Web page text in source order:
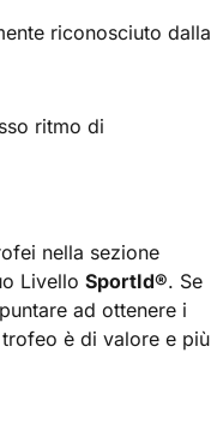
riconosciuto dalla
ritmo di
nella sezione
LivelloSportId®. Se
ad ottenere i
è di valore e più